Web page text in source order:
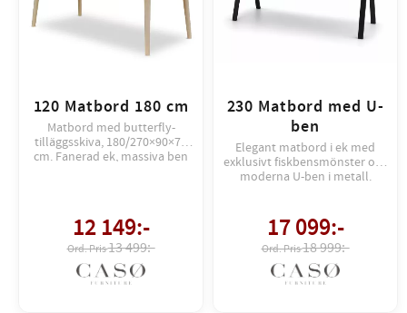
120 Matbord 180 cm
Matbord med butterfly-
tilläggsskiva, 180/270×90×75
cm. Fanerad ek, massiva ben
12 149:-
13 499:-
230 Matbord med U-
ben
Elegant matbord i ek med
exklusivt fiskbensmönster och
moderna U-ben i metall.
17 099:-
18 999:-